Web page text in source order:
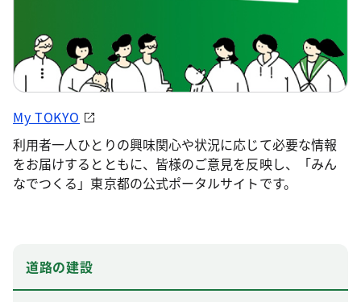
My TOKYO
利用者一人ひとりの興味関心や状況に応じて必要な情報
をお届けするとともに、皆様のご意見を反映し、「みん
なでつくる」東京都の公式ポータルサイトです。
道路の建設